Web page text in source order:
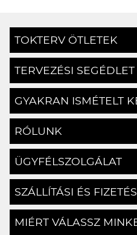
TOKTERV ÖTLETEK
TERVEZÉSI SEGÉDLET
GYAKRAN ISMÉTELT
RÓLUNK
ÜGYFÉLSZOLGÁLAT
SZÁLLÍTÁSI ÉS
MIÉRT VÁLASSZ